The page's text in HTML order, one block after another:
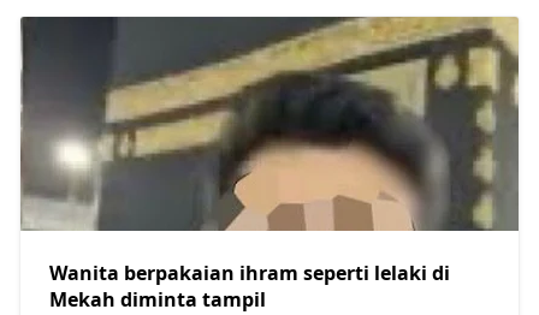
Wanita berpakaian ihram seperti lelaki di
Mekah diminta tampil